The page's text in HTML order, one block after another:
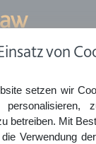
von
setzen wir
personalisieren,
betreiben. Mit
Verwendung
268 (kostenfrei)
Service-Team:
8-18 Uhr
ist eine fristlose